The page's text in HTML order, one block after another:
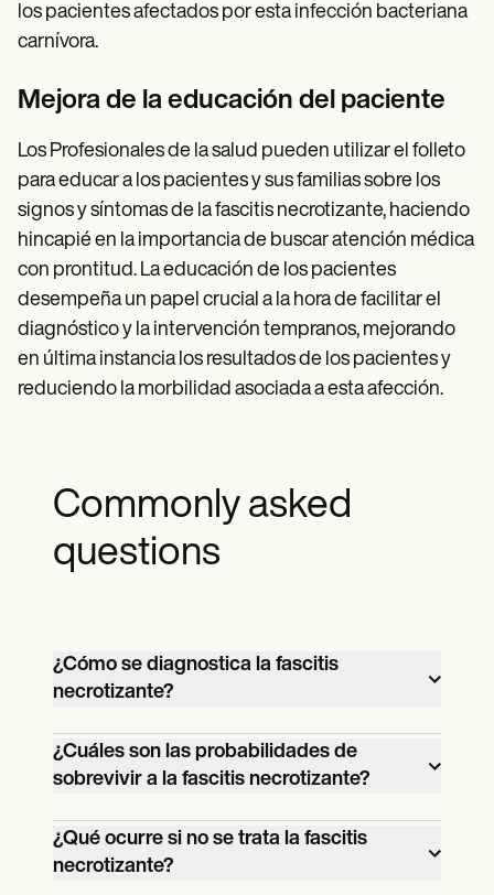
los pacientes afectados por esta infección bacteriana
carnívora.
Mejora de la educación del paciente
Los Profesionales de la salud pueden utilizar el folleto
para educar a los pacientes y sus familias sobre los
signos y síntomas de la fascitis necrotizante, haciendo
hincapié en la importancia de buscar atención médica
con prontitud. La educación de los pacientes
desempeña un papel crucial a la hora de facilitar el
diagnóstico y la intervención tempranos, mejorando
en última instancia los resultados de los pacientes y
reduciendo la morbilidad asociada a esta afección.
Commonly asked
questions
¿Cómo se diagnostica la fascitis
necrotizante?
La fascitis necrotizante se diagnostica
mediante una evaluación clínica, pruebas
de laboratorio, estudios de imagen y, en
algunos casos, una exploración quirúrgica
para confirmar la necrosis tisular e
identificar las bacterias causantes.
¿Cuáles son las probabilidades de
sobrevivir a la fascitis necrotizante?
Las probabilidades de sobrevivir a la
fascitis necrotizante dependen de varios
factores, como la prontitud del inicio del
¿Qué ocurre si no se trata la fascitis
necrotizante?